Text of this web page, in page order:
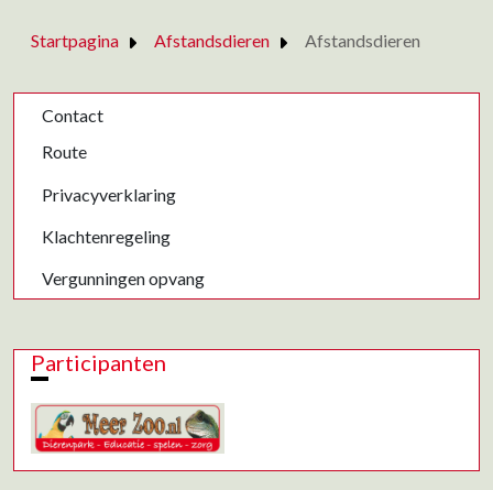
Startpagina Afstandsdieren Afstandsdieren
Contact
Route
Privacyverklaring
Klachtenregeling
Vergunningen opvang
Participanten